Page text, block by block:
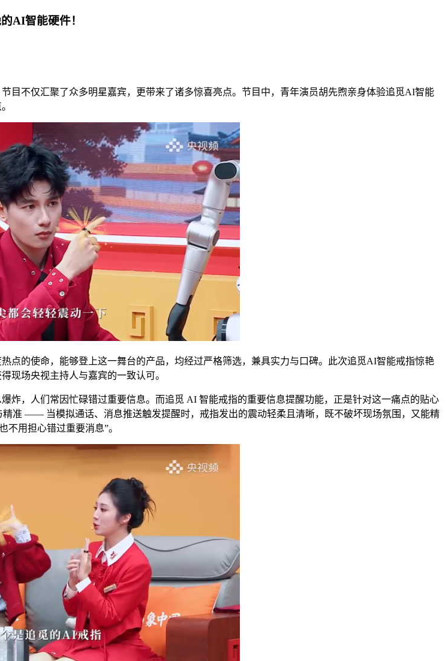
AI智能硬件！
目不仅汇聚了众多明星嘉宾，更带来了诸多惊喜亮点。节目中，青年演员胡先煦亲身体验追觅AI智能
点的使命，能够登上这一舞台的产品，均经过严格筛选，兼具实力与口碑。此次追觅AI智能戒指惊艳
现场央视主持人与嘉宾的一致认可。
炸，人们常因忙碌错过重要信息。而追觅 AI 智能戒指的重要信息提醒功能，正是针对这一痛点的贴心
准 —— 当模拟通话、消息推送触发提醒时，戒指发出的震动轻柔且清晰，既不破坏现场氛围，又能精
用担心错过重要消息”。